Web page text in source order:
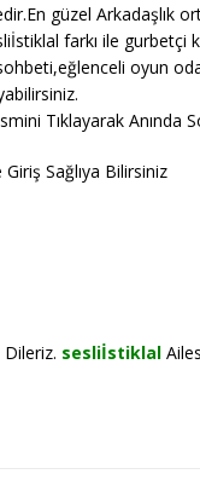
güzel Arkadaşlık
farkı ile gurbetçi
oyun
Tıklayarak Anında
Sağlıya Bilirsiniz
Dileriz. sesliİstiklal